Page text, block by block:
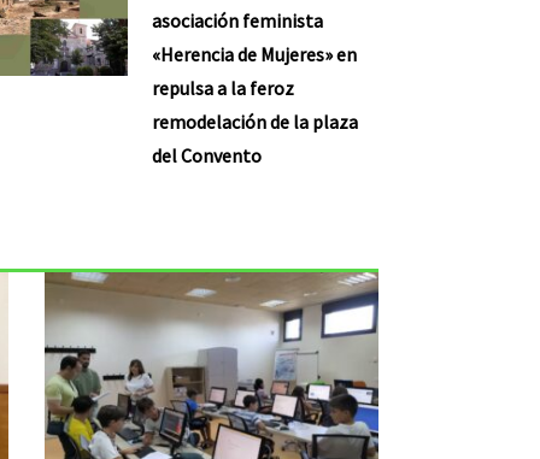
asociación feminista
«Herencia de Mujeres» en
repulsa a la feroz
remodelación de la plaza
del Convento